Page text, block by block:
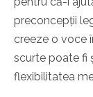
preconcepții
creeze o voce
scurte poate fi
flexibilitatea